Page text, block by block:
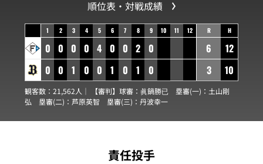
順位表・対戦成績
1 2 3 4 5 6 7 8 9 10 11 12
0 0 0 0 4 0 0 2 0
0 0 1 0 0 1 0 1 0
R H
6
12
3
10
観客数：21,562人｜ 【審判】球審： 眞鍋勝已 塁審(一)： 土山剛
弘 塁審(二)： 芦原英智 塁審(三)： 丹波幸一
責任投手